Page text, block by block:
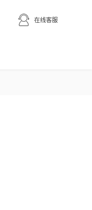
在线客服